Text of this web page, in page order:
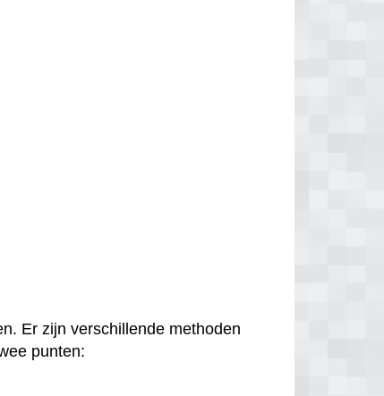
Er zijn verschillende methoden
punten: